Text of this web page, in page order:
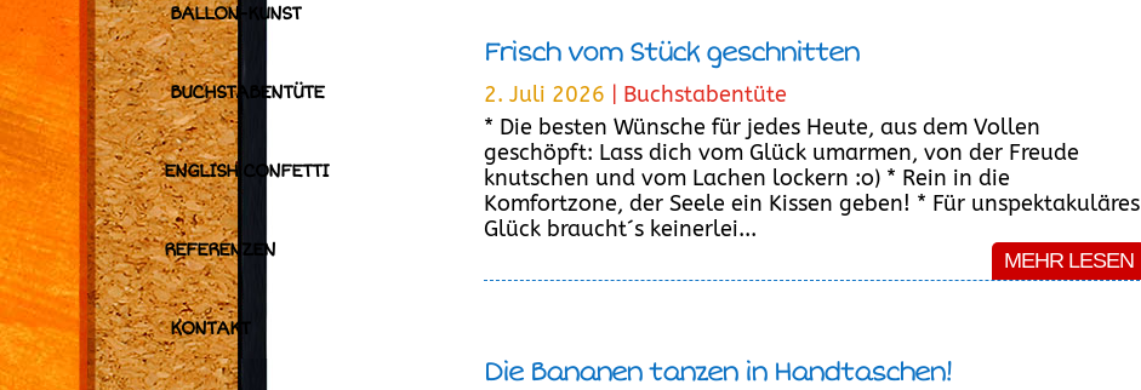
BALLON-KUNST
BUCHSTABENTÜTE
ENGLISH CONFETTI
REFERENZEN
KONTAKT
Frisch vom Stück geschnitten
2. Juli 2026 | Buchstabentüte
* Die besten Wünsche für jedes Heute, aus dem Vollen
geschöpft: Lass dich vom Glück umarmen, von der Freude
knutschen und vom Lachen lockern :o) * Rein in die
Komfortzone, der Seele ein Kissen geben! * Für unspektakuläres
Glück braucht´s keinerlei...
MEHR LESEN
Die Bananen tanzen in Handtaschen!